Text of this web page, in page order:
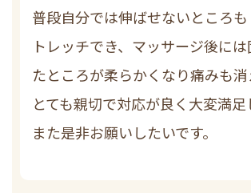
普段自分では伸ばせないところ
トレッチでき、マッサージ後に
たところが柔らかくなり痛みも消
とても親切で対応が良く大変満足
また是非お願いしたいです。